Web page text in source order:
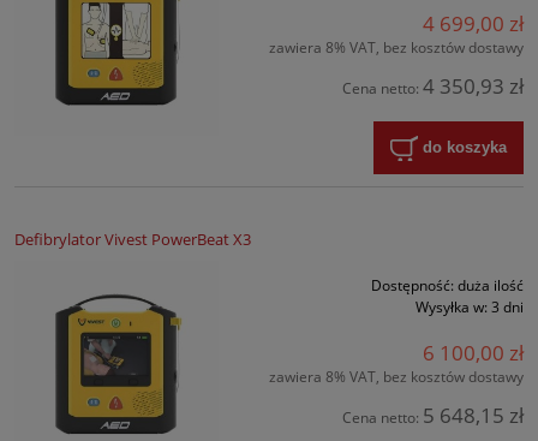
4 699,00 zł
zawiera 8% VAT, bez kosztów dostawy
Cena netto: 4 350,93 zł
do koszyka
Defibrylator Vivest PowerBeat X3
Dostępność: duża ilość
Wysyłka w: 3 dni
6 100,00 zł
zawiera 8% VAT, bez kosztów dostawy
Cena netto: 5 648,15 zł